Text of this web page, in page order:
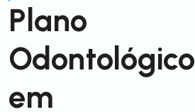
Plano
Odontológico
em